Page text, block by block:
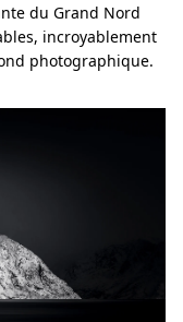
du Grand Nord
incroyablement
photographique.